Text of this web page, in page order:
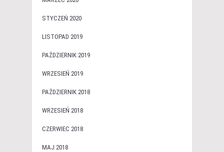
STYCZEŃ 2020
LISTOPAD 2019
PAŹDZIERNIK 2019
WRZESIEŃ 2019
PAŹDZIERNIK 2018
WRZESIEŃ 2018
CZERWIEC 2018
MAJ 2018